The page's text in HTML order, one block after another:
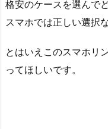
格安のケースを選んで
スマホでは正しい選択
とはいえこのスマホリ
ってほしいです。